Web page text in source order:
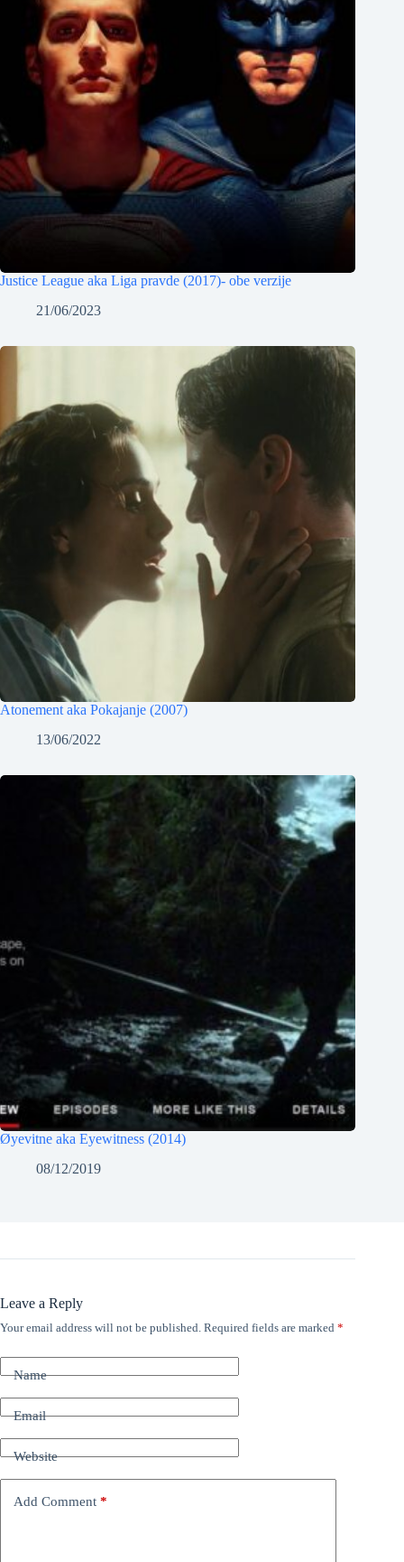
Justice League aka Liga pravde (2017)- obe verzije
21/06/2023
Atonement aka Pokajanje (2007)
13/06/2022
Øyevitne aka Eyewitness (2014)
08/12/2019
Leave a Reply
Your email address will not be published. Required fields are marked *
Name
Email
Website
Add Comment *